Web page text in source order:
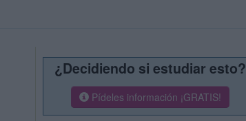
¿Decidiendo si estudiar esto?
Pídeles información ¡GRATIS!